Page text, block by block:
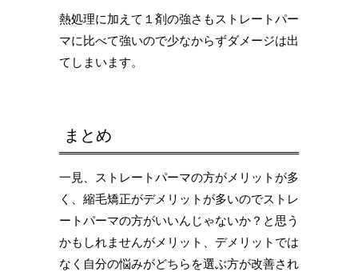
熱処理に加えて１剤の強さもストレートパー
マに比べて強いので少なからずダメージは出
てしまいます。
まとめ
一見、ストレートパーマの方がメリットが多
く、縮毛矯正がデメリットが多いのでストレ
ートパーマの方がいいんじゃないか？と思う
かもしれませんがメリット、デメリットでは
なく自分の悩みがどちらを選ぶ方が改善され